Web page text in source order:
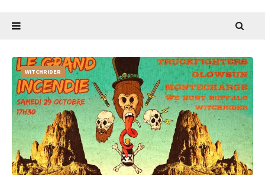
WITCHRIDER